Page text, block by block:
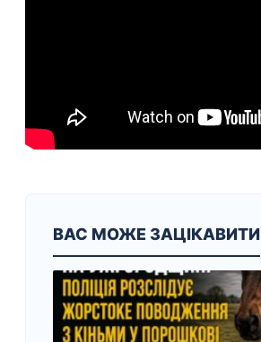
ВАС МОЖЕ ЗАЦІКАВИТИ